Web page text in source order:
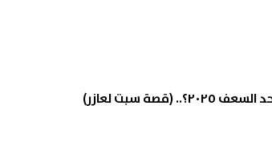
سبت لعازر)